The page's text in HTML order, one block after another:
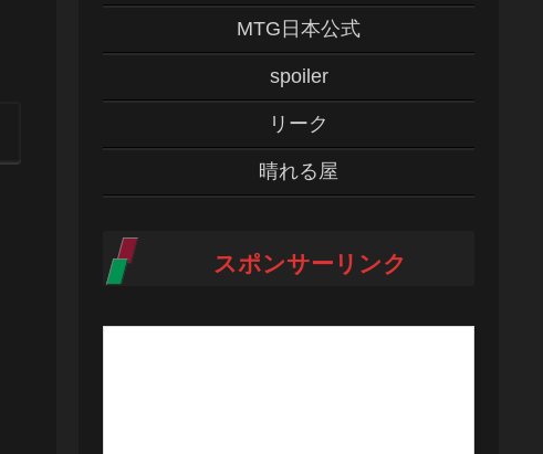
MTG日本公式
spoiler
リーク
晴れる屋
スポンサーリンク